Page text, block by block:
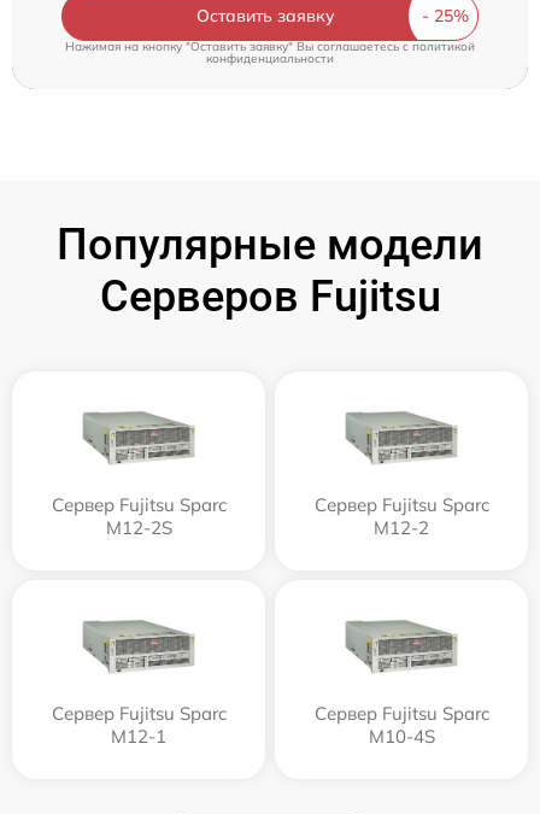
Оставить заявку
Нажимая на кнопку "Оставить заявку" Вы соглашаетесь cполитикой
конфиденциальности
Популярные модели
Серверов Fujitsu
Сервер Fujitsu Sparc
M12-2S
Сервер Fujitsu Sparc
M12-2
Сервер Fujitsu Sparc
M12-1
Сервер Fujitsu Sparc
M10-4S